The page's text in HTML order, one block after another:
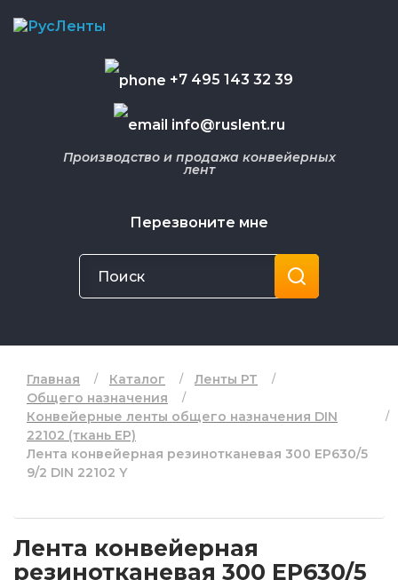
+7 495 143 32 39
info@ruslent.ru
Перезвоните мне
Производство и продажа конвейерных
лент
Главная Каталог
Ленты РТ
Общего назначения
Конвейерные ленты общего назначения DIN
22102 (ткань EP)
Лента конвейерная резинотканевая 300 EP630/5
9/2 DIN 22102 Y
Лента конвейерная
резинотканевая 300 EP630/5